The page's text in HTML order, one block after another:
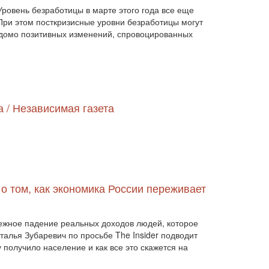
двостороння торгівля (360)
деградація (546) дезінтеграція (294)
демографія (766)
демократ (1)
День Перемоги (269)
економіка (19) економічні прогноз (1)
експансія (1315) еміграція (143)
загострення конфлікту (2)
загострення стосунків (2833) загроза (2)
безработицы в марте этого года все еще
этом посткризисные уровни безработицы могут
позитивных изменений, спровоцированных
Независимая газета
том, как экономика России переживает
падение реальных доходов людей, которое
Зубаревич по просьбе The Insider подводит
население и как все это скажется на